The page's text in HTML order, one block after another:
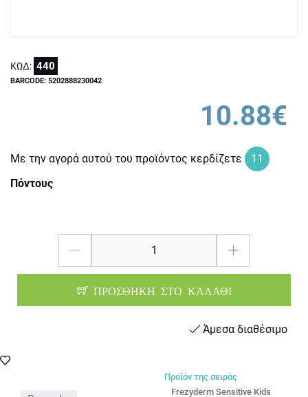
ΚΩΔ: 440
BARCODE: 5202888230042
10.88€
Με την αγορά αυτού του προϊόντος κερδίζετε
11
Πόντους
ΠΡΟΣΘΗΚΗ ΣΤΟ ΚΑΛΑΘΙ
Άμεσα διαθέσιμο
Προϊόν της σειράς
Frezyderm Sensitive Kids